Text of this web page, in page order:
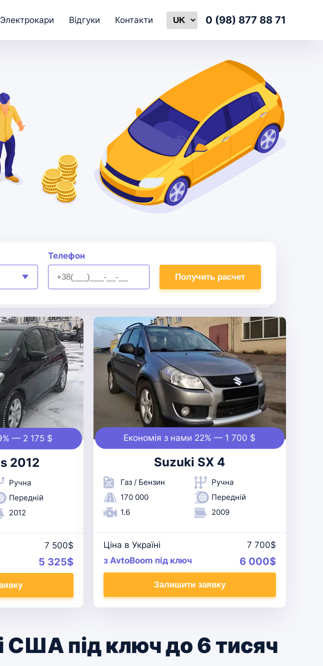
Электрокари Відгуки Контакти Select language0 (98) 877 88 71
Телефон
— 2 175 $
2012
Ручна
Передній
2012
7 500$
5 325$
Економія з нами 22% — 1 700 $
Suzuki SX 4
Газ / Бензин
170 000
1.6
Ручна
Передній
2009
Ціна в Україні
7 700$
з AvtoBoom під ключ
6 000$
Залишити заявку
США під ключ до 6 тисяч